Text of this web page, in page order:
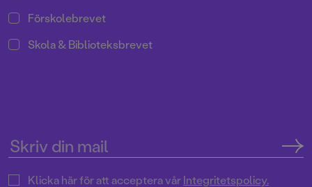
Förskolebrevet
Skola & Biblioteksbrevet
Klicka här för att acceptera vårIntegritetspolicy.